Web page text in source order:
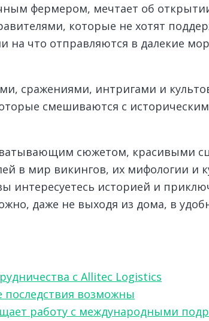
фермером, мечтает об
которые не хотят
что отправляются в далекие
сражениями, интригами и
смешиваются с
сюжетом, красивыми
в мир викингов, их мифологии и
интересуетесь историей и
даже не выходя из дома, в
с Allitec Logistics
последствия возможны
работу с международными